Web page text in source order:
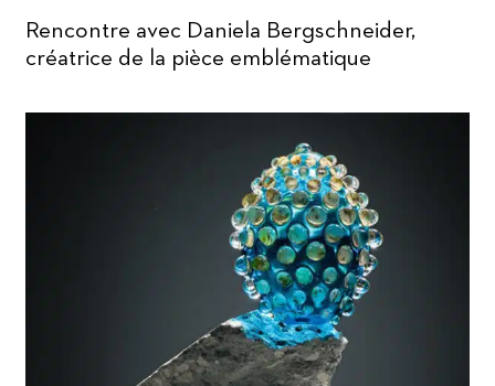
Rencontre avec Daniela Bergschneider,
créatrice de la pièce emblématique